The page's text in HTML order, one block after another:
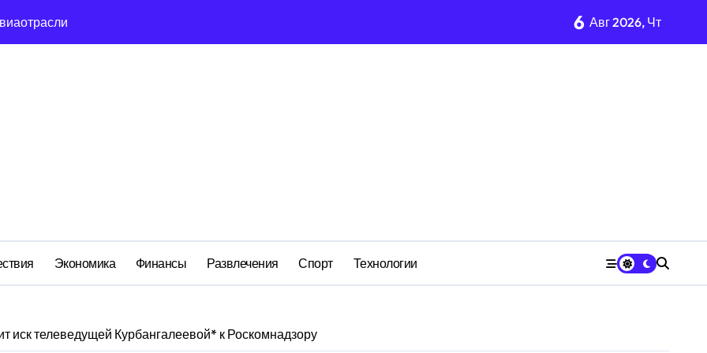
и маркетплейсы «умывают руки» после ударов по складам Wildberries?
катер стал металлоломом за 3 дня
как российская бюрократия превратила праздник в комедию
6 Авг 2026, Чт
Экономика Финансы Развлечения Спорт Технологии
иск телеведущей Курбангалеевой* к Роскомнадзору